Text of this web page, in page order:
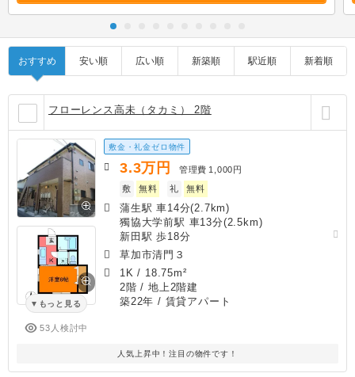
おすすめ 安い順 広い順 新築順 駅近順 新着順
フローレンス高未（タカミ） 2階
もっと見る
53人検討中
敷金・礼金ゼロ物件
3.3万円 管理費 1,000円
敷
無料 礼 無料
蒲生駅 車14分(2.7km)
獨協大学前駅 車13分(2.5km)
新田駅 歩18分
草加市清門３
1K / 18.75m²
2階 / 地上2階建
築22年 / 賃貸アパート
人気上昇中！注目の物件です！